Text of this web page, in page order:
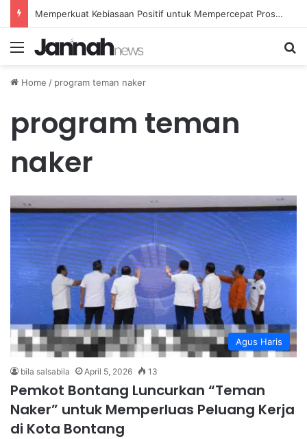
Memperkuat Kebiasaan Positif untuk Mempercepat Proses Pemulihan Mental Anda
Menu
Home / program teman naker
program teman
naker
Agus Haris
bila salsabila April 5, 2026 13
Pemkot Bontang Luncurkan “Teman
Naker” untuk Memperluas Peluang Kerja
di Kota Bontang